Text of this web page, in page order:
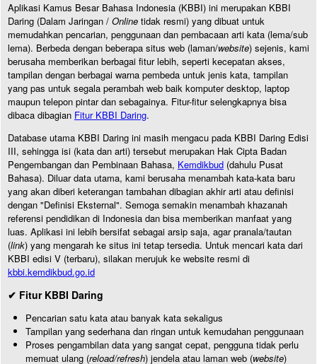
Aplikasi Kamus Besar Bahasa Indonesia (KBBI) ini merupakan KBBI
Daring (Dalam Jaringan / Online tidak resmi) yang dibuat untuk
memudahkan pencarian, penggunaan dan pembacaan arti kata (lema/sub
lema). Berbeda dengan beberapa situs web (laman/website) sejenis, kami
berusaha memberikan berbagai fitur lebih, seperti kecepatan akses,
tampilan dengan berbagai warna pembeda untuk jenis kata, tampilan
yang pas untuk segala perambah web baik komputer desktop, laptop
maupun telepon pintar dan sebagainya. Fitur-fitur selengkapnya bisa
dibaca dibagian Fitur KBBI Daring.
Database utama KBBI Daring ini masih mengacu pada KBBI Daring Edisi
III, sehingga isi (kata dan arti) tersebut merupakan Hak Cipta Badan
Pengembangan dan Pembinaan Bahasa, Kemdikbud (dahulu Pusat
Bahasa). Diluar data utama, kami berusaha menambah kata-kata baru
yang akan diberi keterangan tambahan dibagian akhir arti atau definisi
dengan "Definisi Eksternal". Semoga semakin menambah khazanah
referensi pendidikan di Indonesia dan bisa memberikan manfaat yang
luas. Aplikasi ini lebih bersifat sebagai arsip saja, agar pranala/tautan
(link) yang mengarah ke situs ini tetap tersedia. Untuk mencari kata dari
KBBI edisi V (terbaru), silakan merujuk ke website resmi di
kbbi.kemdikbud.go.id
✔ Fitur KBBI Daring
Pencarian satu kata atau banyak kata sekaligus
Tampilan yang sederhana dan ringan untuk kemudahan penggunaan
Proses pengambilan data yang sangat cepat, pengguna tidak perlu
memuat ulang (reload/refresh) jendela atau laman web (website)